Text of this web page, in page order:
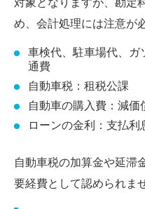
め、会計処理には注意が
車検代、駐車場代、ガ
通費
自動車税：租税公課
自動車の購入費：減価
ローンの金利：支払利
自動車税の加算金や延滞
要経費として認められま